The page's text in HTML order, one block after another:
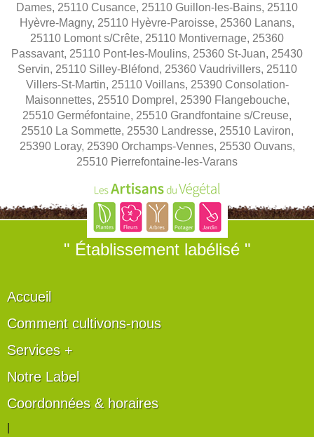
Dames, 25110 Cusance, 25110 Guillon-les-Bains, 25110
Hyèvre-Magny, 25110 Hyèvre-Paroisse, 25360 Lanans,
25110 Lomont s/Crête, 25110 Montivernage, 25360
Passavant, 25110 Pont-les-Moulins, 25360 St-Juan, 25430
Servin, 25110 Silley-Bléfond, 25360 Vaudrivillers, 25110
Villers-St-Martin, 25110 Voillans, 25390 Consolation-
Maisonnettes, 25510 Domprel, 25390 Flangebouche,
25510 Germéfontaine, 25510 Grandfontaine s/Creuse,
25510 La Sommette, 25530 Landresse, 25510 Laviron,
25390 Loray, 25390 Orchamps-Vennes, 25530 Ouvans,
25510 Pierrefontaine-les-Varans
" Établissement labélisé "
Accueil
Comment cultivons-nous
Services +
Notre Label
Coordonnées & horaires